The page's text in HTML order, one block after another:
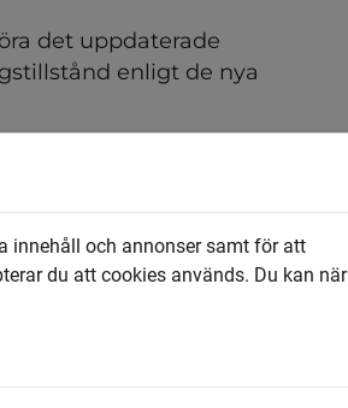
det uppdaterade
enligt de nya
gälla som tidigare.
innehåll och annonser samt för att
du att cookies används. Du kan när